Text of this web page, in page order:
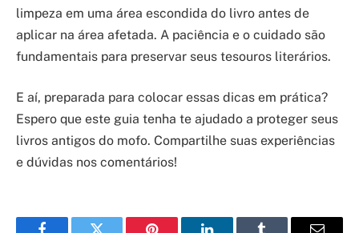
limpeza em uma área escondida do livro antes de
aplicar na área afetada. A paciência e o cuidado são
fundamentais para preservar seus tesouros literários.
E aí, preparada para colocar essas dicas em prática?
Espero que este guia tenha te ajudado a proteger seus
livros antigos do mofo. Compartilhe suas experiências
e dúvidas nos comentários!